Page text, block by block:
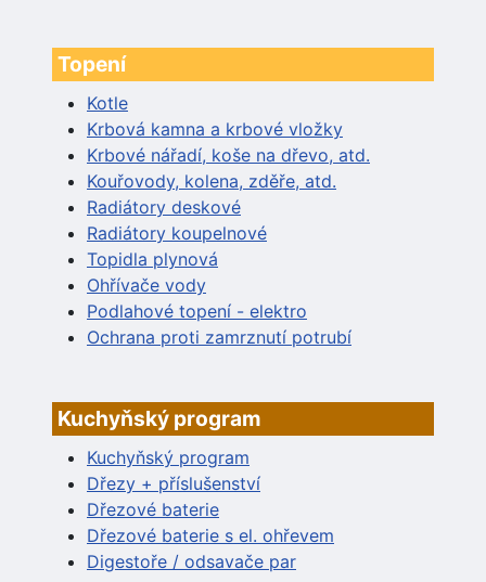
Topení
Kotle
Krbová kamna a krbové vložky
Krbové nářadí, koše na dřevo, atd.
Kouřovody, kolena, zděře, atd.
Radiátory deskové
Radiátory koupelnové
Topidla plynová
Ohřívače vody
Podlahové topení - elektro
Ochrana proti zamrznutí potrubí
Kuchyňský program
Kuchyňský program
Dřezy + příslušenství
Dřezové baterie
Dřezové baterie s el. ohřevem
Digestoře / odsavače par